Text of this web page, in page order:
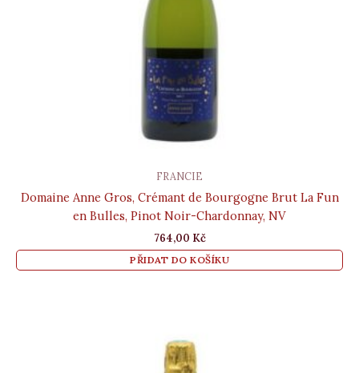
FRANCIE
Domaine Anne Gros, Crémant de Bourgogne Brut La Fun
en Bulles, Pinot Noir-Chardonnay, NV
764,00 Kč
PŘIDAT DO KOŠÍKU